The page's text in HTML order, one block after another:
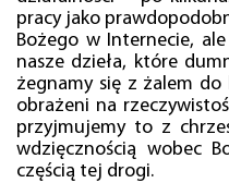
pracy jako
Bożego w Internecie,
nasze dzieła, które
żegnamy się z żalem
obrażeni na
przyjmujemy to z
wdzięcznością wobec
częścią tej drogi.